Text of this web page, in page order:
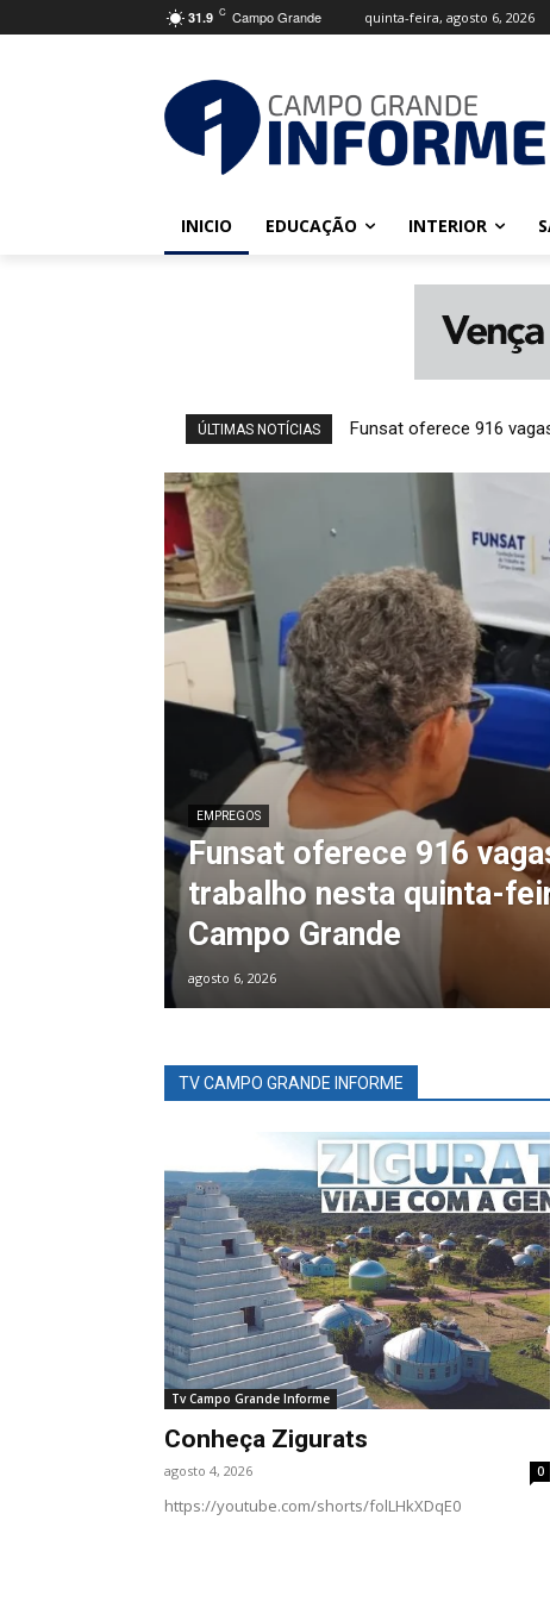
31.9 C Campo Grande quinta-feira, agosto 6, 2026
INICIO EDUCAÇÃO INTERIOR
ÚLTIMAS NOTÍCIAS Funsat oferece 916
EMPREGOS
Funsat oferece 916
trabalho nesta quinta-
Campo Grande
agosto 6, 2026
TV CAMPO GRANDE INFORME
Tv Campo Grande Informe
Conheça Zigurats
agosto 4, 2026 0
https://youtube.com/shorts/folLHkXDqE0